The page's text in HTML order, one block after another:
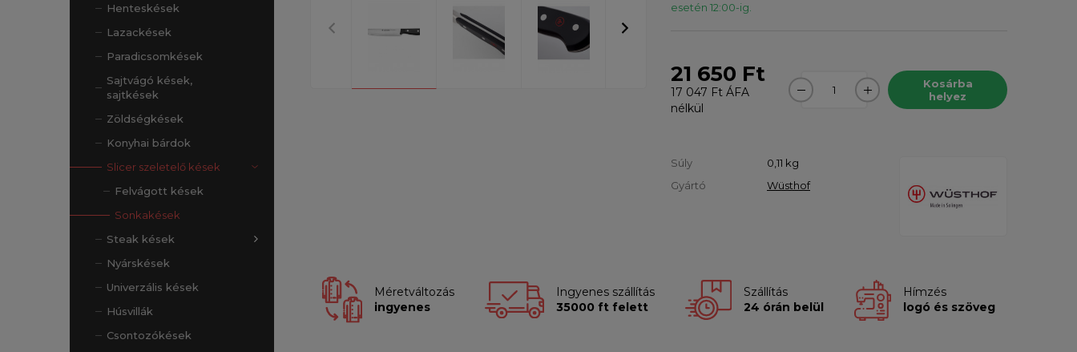
Henteskések
Lazackések
Paradicsomkések
Sajtvágó kések,
sajtkések
Zöldségkések
Konyhai bárdok
Slicer szeletelő kések
Felvágott kések
Sonkakések
Steak kések
Nyárskések
Univerzális kések
Húsvillák
Csontozókések
esetén 12:00-ig.
21 650 Ft
17 047 Ft ÁFA
nélkül
Kosárba
helyez
Súly 0,11 kg
Gyártó
Wüsthof
Méretváltozás
ingyenes
Ingyenes szállítás
35000 ft felett
Szállítás
24 órán belül
Hímzés
logó és szöveg